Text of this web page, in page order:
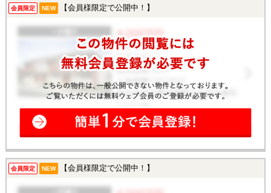
会員限定 NEW 【会員様限定で公開中！】
会員限定 NEW 【会員様限定で公開中！】